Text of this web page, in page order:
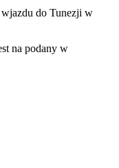
do Tunezji w
na podany w